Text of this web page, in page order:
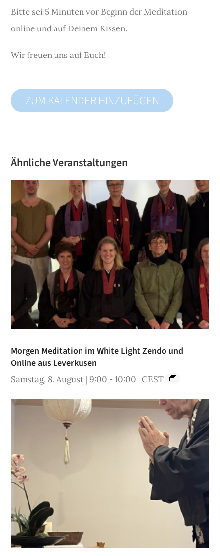
Bitte sei 5 Minuten vor Beginn der Meditation
online und auf Deinem Kissen.
Wir freuen uns auf Euch!
ZUM KALENDER HINZUFÜGEN
Ähnliche Veranstaltungen
Morgen Meditation im White Light Zendo und
Online aus Leverkusen
Samstag, 8. August | 9:00 -10:00 CEST